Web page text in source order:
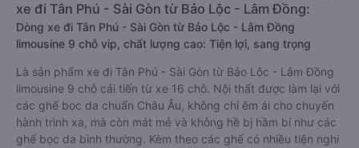
xe đi Tân Phú - Sài Gòn từ Bảo Lộc - Lâm Đồng:
Dòng xe đi Tân Phú - Sài Gòn từ Bảo Lộc - Lâm Đồng
limousine 9 chỗ vip, chất lượng cao: Tiện lợi, sang trọng
Là sản phẩm xe đi Tân Phú - Sài Gòn từ Bảo Lộc - Lâm Đồng
limousine 9 chỗ cải tiến từ xe 16 chỗ. Nội thất được làm lại với
các ghế bọc da chuẩn Châu Âu, không chỉ êm ái cho chuyến
hành trình xa, mà còn mát mẻ và không hề bị hầm bí như các
ghế bọc da bình thường. Kèm theo các ghế có nhiều tiện nghi